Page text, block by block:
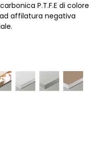
P.T.F.E di colore
affilatura negativa